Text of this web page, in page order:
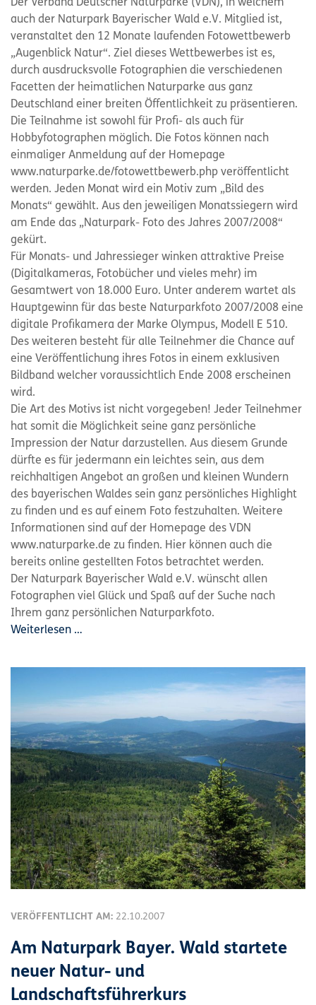
Der Verband Deutscher Naturparke (VDN), in welchem
auch der Naturpark Bayerischer Wald e.V. Mitglied ist,
veranstaltet den 12 Monate laufenden Fotowettbewerb
„Augenblick Natur“. Ziel dieses Wettbewerbes ist es,
durch ausdrucksvolle Fotographien die verschiedenen
Facetten der heimatlichen Naturparke aus ganz
Deutschland einer breiten Öffentlichkeit zu präsentieren.
Die Teilnahme ist sowohl für Profi- als auch für
Hobbyfotographen möglich. Die Fotos können nach
einmaliger Anmeldung auf der Homepage
www.naturparke.de/fotowettbewerb.php veröffentlicht
werden. Jeden Monat wird ein Motiv zum „Bild des
Monats“ gewählt. Aus den jeweiligen Monatssiegern wird
am Ende das „Naturpark- Foto des Jahres 2007/2008“
gekürt.
Für Monats- und Jahressieger winken attraktive Preise
(Digitalkameras, Fotobücher und vieles mehr) im
Gesamtwert von 18.000 Euro. Unter anderem wartet als
Hauptgewinn für das beste Naturparkfoto 2007/2008 eine
digitale Profikamera der Marke Olympus, Modell E 510.
Des weiteren besteht für alle Teilnehmer die Chance auf
eine Veröffentlichung ihres Fotos in einem exklusiven
Bildband welcher voraussichtlich Ende 2008 erscheinen
wird.
Die Art des Motivs ist nicht vorgegeben! Jeder Teilnehmer
hat somit die Möglichkeit seine ganz persönliche
Impression der Natur darzustellen. Aus diesem Grunde
dürfte es für jedermann ein leichtes sein, aus dem
reichhaltigen Angebot an großen und kleinen Wundern
des bayerischen Waldes sein ganz persönliches Highlight
zu finden und es auf einem Foto festzuhalten. Weitere
Informationen sind auf der Homepage des VDN
www.naturparke.de zu finden. Hier können auch die
bereits online gestellten Fotos betrachtet werden.
Der Naturpark Bayerischer Wald e.V. wünscht allen
Fotographen viel Glück und Spaß auf der Suche nach
Ihrem ganz persönlichen Naturparkfoto.
Weiterlesen …
VERÖFFENTLICHT AM: 22.10.2007
Am Naturpark Bayer. Wald startete
neuer Natur- und
Landschaftsführerkurs